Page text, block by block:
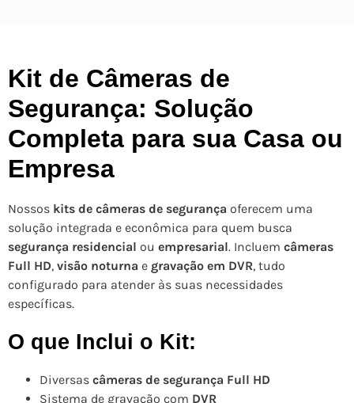
Kit de Câmeras de
Segurança: Solução
Completa para sua Casa ou
Empresa
Nossos kits de câmeras de segurança oferecem uma
solução integrada e econômica para quem busca
segurança residencial ou empresarial. Incluem câmeras
Full HD, visão noturna e gravação em DVR, tudo
configurado para atender às suas necessidades
específicas.
O que Inclui o Kit:
Diversas câmeras de segurança Full HD
Sistema de gravação com DVR